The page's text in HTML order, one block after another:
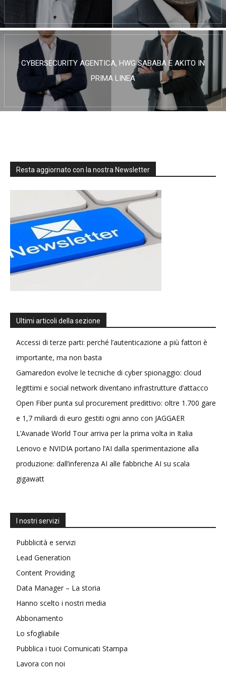
CYBERSECURITY AGENTICA, HWG SABABA E AKITO IN
PRIMA LINEA
Resta aggiornato con la nostra Newsletter
Ultimi articoli della sezione
Accessi di terze parti: perché l’autenticazione a più fattori è
importante, ma non basta
Gamaredon evolve le tecniche di cyber spionaggio: cloud
legittimi e social network diventano infrastrutture d’attacco
Open Fiber punta sul procurement predittivo: oltre 1.700 gare
e 1,7 miliardi di euro gestiti ogni anno con JAGGAER
L’Avanade World Tour arriva per la prima volta in Italia
Lenovo e NVIDIA portano l’AI dalla sperimentazione alla
produzione: dall’inferenza AI alle fabbriche AI su scala
gigawatt
I nostri servizi
Pubblicità e servizi
Lead Generation
Content Providing
Data Manager – La storia
Hanno scelto i nostri media
Abbonamento
Lo sfogliabile
Pubblica i tuoi Comunicati Stampa
Lavora con noi